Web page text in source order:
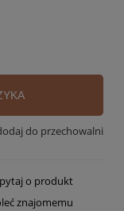
do przechowalni
o produkt
znajomemu